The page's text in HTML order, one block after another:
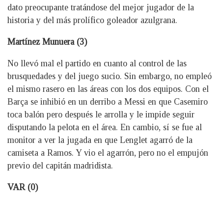
dato preocupante tratándose del mejor jugador de la
historia y del más prolífico goleador azulgrana.
Martínez Munuera (3)
No llevó mal el partido en cuanto al control de las
brusquedades y del juego sucio. Sin embargo, no empleó
el mismo rasero en las áreas con los dos equipos. Con el
Barça se inhibió en un derribo a Messi en que Casemiro
toca balón pero después le arrolla y le impide seguir
disputando la pelota en el área. En cambio, sí se fue al
monitor a ver la jugada en que Lenglet agarró de la
camiseta a Ramos. Y vio el agarrón, pero no el empujón
previo del capitán madridista.
VAR (0)